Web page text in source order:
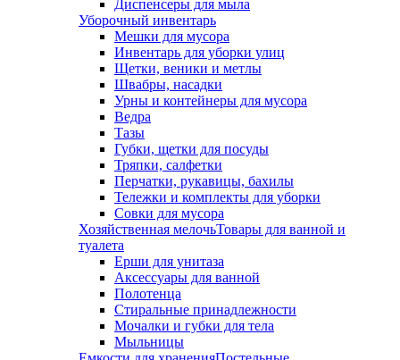
Диспенсеры для мыла
Уборочный инвентарь
Мешки для мусора
Инвентарь для уборки улиц
Щетки, веники и метлы
Швабры, насадки
Урны и контейнеры для мусора
Ведра
Тазы
Губки, щетки для посуды
Тряпки, салфетки
Перчатки, рукавицы, бахилы
Тележки и комплекты для уборки
Совки для мусора
Хозяйственная мелочьТовары для ванной и
туалета
Ерши для унитаза
Аксессуары для ванной
Полотенца
Стиральные принадлежности
Мочалки и губки для тела
Мыльницы